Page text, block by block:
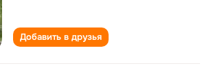
Добавить в друзья